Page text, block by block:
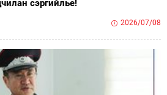
сэргийлье!
2026/07/08